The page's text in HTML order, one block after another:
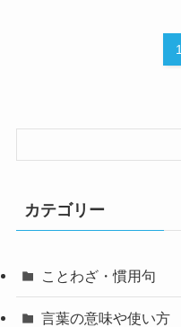
1
カテゴリー
ことわざ・慣用句
言葉の意味や使い方